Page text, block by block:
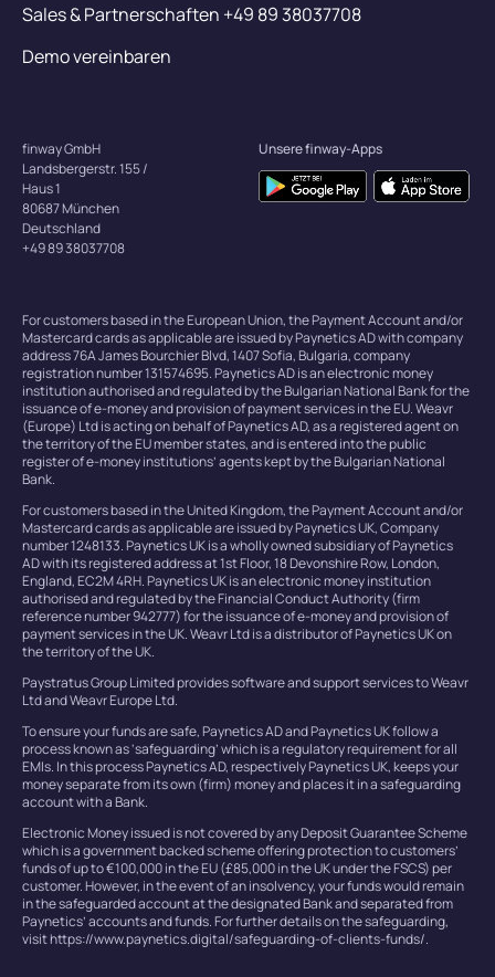
Sales & Partnerschaften +49 89 38037708
Demo vereinbaren
finway GmbH
Landsbergerstr. 155 /
Haus 1
80687 München
Deutschland
+49 89 38037708
Unsere finway-Apps
For customers based in the European Union, the Payment Account and/or
Mastercard cards as applicable are issued by Paynetics AD with company
address 76A James Bourchier Blvd, 1407 Sofia, Bulgaria, company
registration number 131574695. Paynetics AD is an electronic money
institution authorised and regulated by the Bulgarian National Bank for the
issuance of e-money and provision of payment services in the EU. Weavr
(Europe) Ltd is acting on behalf of Paynetics AD, as a registered agent on
the territory of the EU member states, and is entered into the public
register of e-money institutions’ agents kept by the Bulgarian National
Bank.
For customers based in the United Kingdom, the Payment Account and/or
Mastercard cards as applicable are issued by Paynetics UK, Company
number 1248133. Paynetics UK is a wholly owned subsidiary of Paynetics
AD with its registered address at 1st Floor, 18 Devonshire Row, London,
England, EC2M 4RH. Paynetics UK is an electronic money institution
authorised and regulated by the Financial Conduct Authority (firm
reference number 942777) for the issuance of e-money and provision of
payment services in the UK. Weavr Ltd is a distributor of Paynetics UK on
the territory of the UK.
Paystratus Group Limited provides software and support services to Weavr
Ltd and Weavr Europe Ltd.
To ensure your funds are safe, Paynetics AD and Paynetics UK follow a
process known as ‘safeguarding’ which is a regulatory requirement for all
EMIs. In this process Paynetics AD, respectively Paynetics UK, keeps your
money separate from its own (firm) money and places it in a safeguarding
account with a Bank.
Electronic Money issued is not covered by any Deposit Guarantee Scheme
which is a government backed scheme offering protection to customers’
funds of up to €100,000 in the EU (£85,000 in the UK under the FSCS) per
customer. However, in the event of an insolvency, your funds would remain
in the safeguarded account at the designated Bank and separated from
Paynetics’ accounts and funds. For further details on the safeguarding,
visit https://www.paynetics.digital/safeguarding-of-clients-funds/.